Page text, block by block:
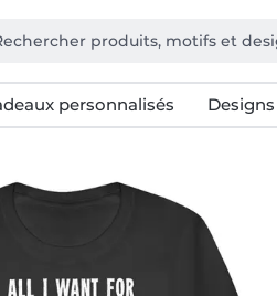
personnalisés Designs